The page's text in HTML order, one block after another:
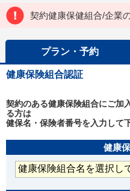
契約健康保健組合/企業
プラン・予約
健康保険組合認証
契約のある健康保険組合にご加
る方は
健保名・保険者番号を入力して
健康